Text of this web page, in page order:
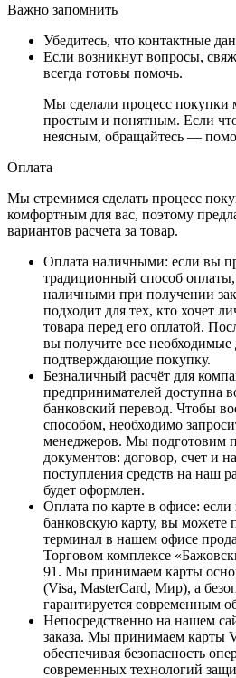
Важно запомнить
Убедитесь, что контактные
Если возникнут вопросы,
всегда готовы помочь.
Мы сделали процесс покупки
простым и понятным. Если
неясным, обращайтесь —
Оплата
Мы стремимся сделать процесс
комфортным для вас, поэтому
вариантов расчета за товар.
Оплата наличными: если вы
традиционный способ
наличными при получении
подходит для тех, кто хочет
товара перед его оплатой.
вы получите все
подтверждающие покупку.
Безналичный расчёт для
предпринимателей доступна
банковский перевод. Чтобы
способом, необходимо
менеджеров. Мы подготовим
документов: договор, счет и
поступления средств на наш
будет оформлен.
Оплата по карте в офисе: если
банковскую карту, вы можете
терминал в нашем офисе
Торговом комплексе
91. Мы принимаем карты
(Visa, MasterCard, Мир), а
гарантируется современным
Непосредственно на нашем
заказа. Мы принимаем карты
обеспечивая безопасность
современных технологий